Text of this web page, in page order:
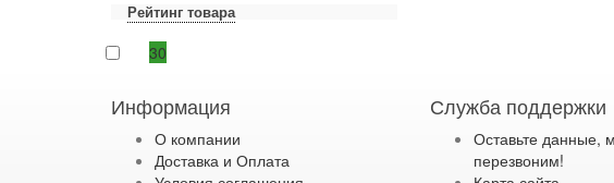
Рейтинг товара
30
Информация
О компании
Доставка и Оплата
Служба поддержки
Оставьте данные,
перезвоним!